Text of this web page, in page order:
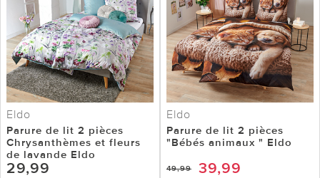
Eldo
Parure de lit 2 pièces
Chrysanthèmes et fleurs
de lavande Eldo
29,99
Eldo
Parure de lit 2 pièces
"Bébés animaux " Eldo
49,99 39,99